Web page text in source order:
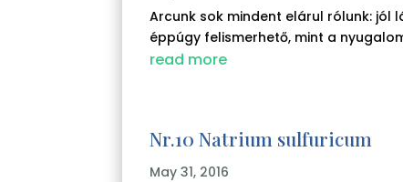
Arcunk sok mindent elárul rólunk: jól
éppúgy felismerhető, mint a
read more
Nr.10 Natrium sulfuricum
May 31, 2016